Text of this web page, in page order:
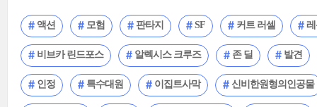
액션 모험 판타지 SF 커트 러셀
비브카 린드포스 알렉시스 크루즈 존 딜 발견
인정 특수대원 이집트사막 신비한원형의인공물